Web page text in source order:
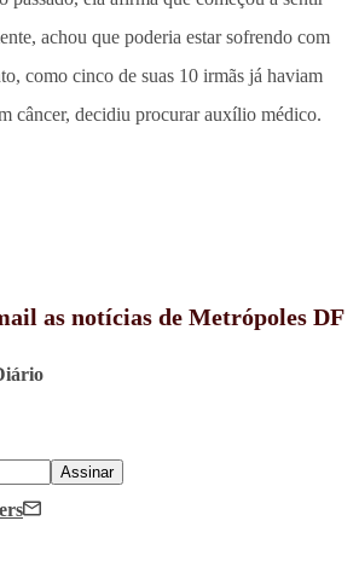
achou que poderia estar sofrendo com
como cinco de suas 10 irmãs já haviam
câncer, decidiu procurar auxílio médico.
as notícias de Metrópoles DF
Assinar